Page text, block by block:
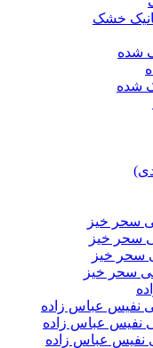
خشک
شده
شده
سحر خیز
سحر خیز
سحر خیز
سحر خیز
نفیس عباس زاده
نفیس عباس زاده
نفیس عباس زاده